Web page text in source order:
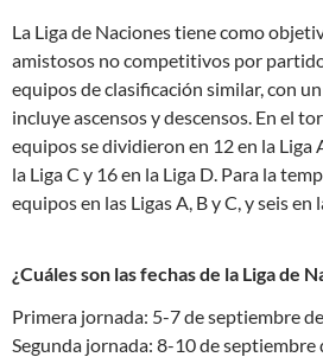
La Liga de Naciones tiene como
amistosos no competitivos por
equipos de clasificación similar, con
incluye ascensos y descensos. En el
equipos se dividieron en 12 en la Liga
la Liga C y 16 en la Liga D. Para la
equipos en las Ligas A, B y C, y seis en
¿Cuáles son las fechas de la Liga de
Primera jornada: 5-7 de septiembre
Segunda jornada: 8-10 de septiembre